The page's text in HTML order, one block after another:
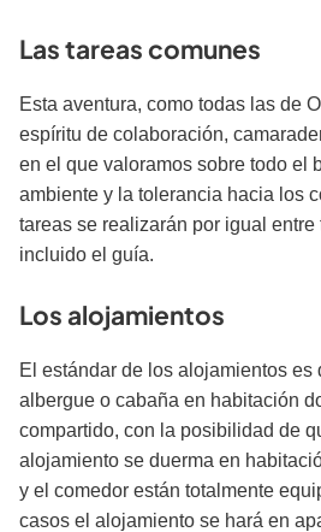
Las tareas comunes
Esta aventura, como todas las de
espíritu de colaboración,
en el que valoramos sobre todo el
ambiente y la tolerancia hacia los
tareas se realizarán por igual
incluido el guía.
Los alojamientos
El estándar de los alojamientos es
albergue o cabaña en habitación
compartido, con la posibilidad de
alojamiento se duerma en
y el comedor están totalmente
casos el alojamiento se hará en